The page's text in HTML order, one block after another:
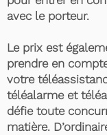
avec le porteur.
Le prix est
prendre en
votre
téléalarme et
défie toute
matière.